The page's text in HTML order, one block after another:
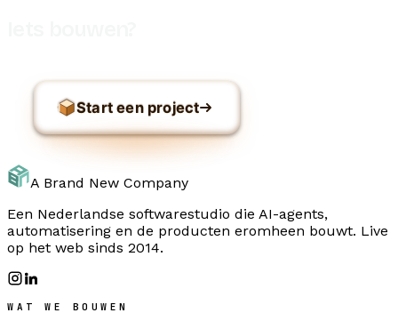
Start een project
A Brand New Company
Een Nederlandse softwarestudio die AI-agents,
automatisering en de producten eromheen bouwt. Live
op het web sinds 2014.
WAT WE BOUWEN